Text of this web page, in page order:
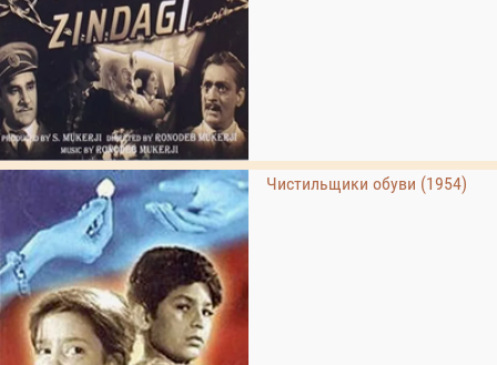
Чистильщики обуви (1954)